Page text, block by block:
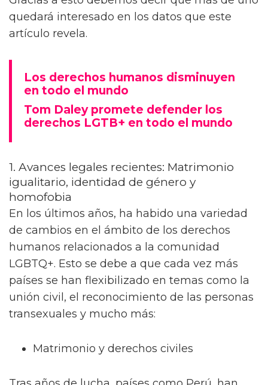
Gracias a esto debemos decir que más de uno
quedará interesado en los datos que este
Los derechos humanos disminuyen
Tom Daley promete defender los
1. Avances legales recientes: Matrimonio
igualitario, identidad de género y
homofobia
En los últimos años, ha habido una variedad
de cambios en el ámbito de los derechos
humanos relacionados a la comunidad
LGBTQ+. Esto se debe a que cada vez más
países se han flexibilizado en temas como la
unión civil, el reconocimiento de las personas
transexuales y mucho más:
Matrimonio y derechos civiles